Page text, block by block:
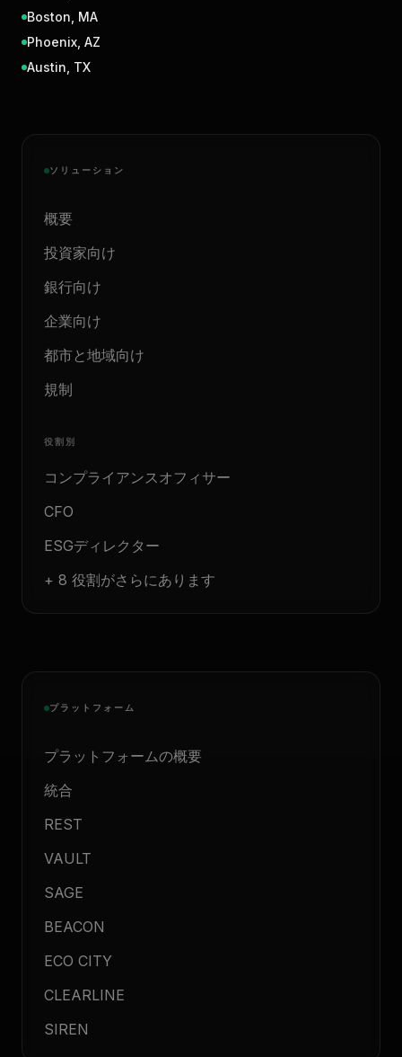
Boston MA
Phoenix AZ
Austin TX
ソリューション
概要
投資家向け
銀行向け
企業向け
都市と地域向け
規制
役割別
コンプライアンスオフィサー
CFO
ESGディレクター
+ 8 役割がさらにあります
プラットフォーム
プラットフォームの概要
統合
REST
VAULT
SAGE
BEACON
ECO CITY
CLEARLINE
SIREN